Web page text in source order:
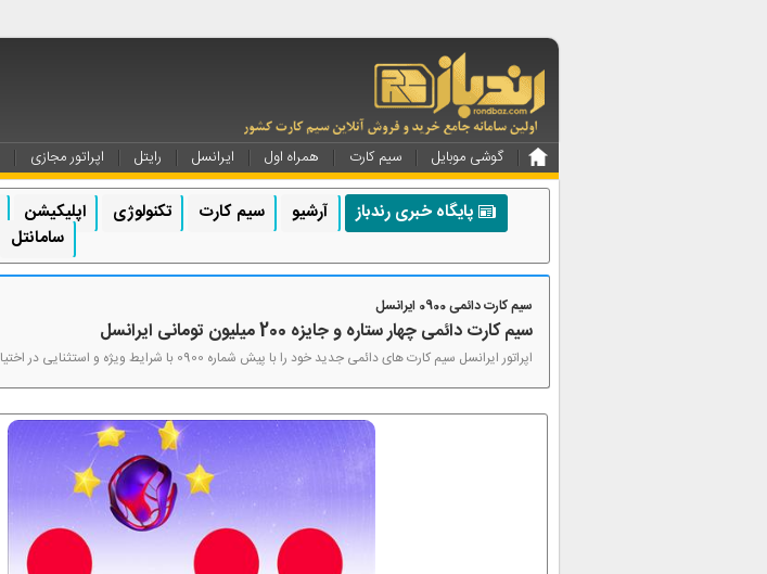
گوشی موبایل سیم کارت همراه اول ایرانسل رایتل اپراتور مجازی
پایگاه خبری رندباز آرشیو سیم کارت تکنولوژی اپلیکیشن
سامانتل
سیم کارت دائمی 0900 ایرانسل
سیم کارت دائمی چهار ستاره و جایزه 200 میلیون تومانی ایرانسل
اپراتور ایرانسل سیم کارت های دائمی جدید خود را با پیش شماره 0900 با شرایط ویژه و استثنایی در اختیار علاقمندان قرار می دهد...